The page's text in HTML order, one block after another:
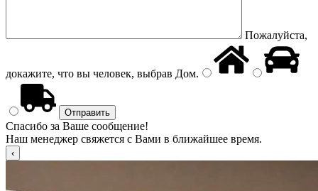
Пожалуйста,
докажите, что вы человек, выбрав Дом.
Спасибо за Ваше сообщение!
Наш менеджер свяжется с Вами в ближайшее время.